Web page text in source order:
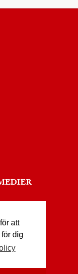
att
dig